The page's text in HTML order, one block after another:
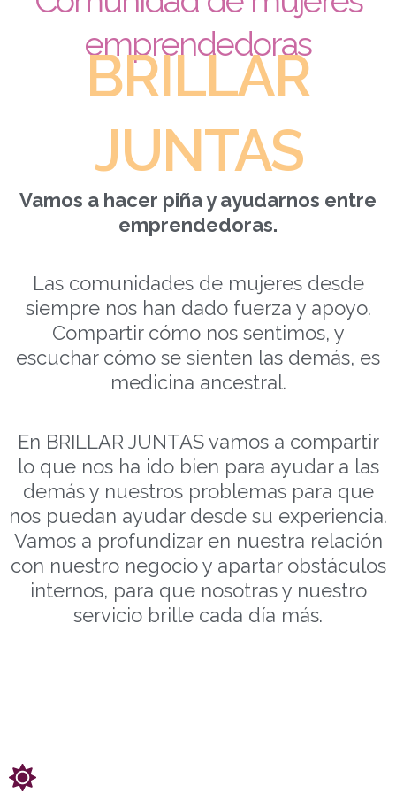
emprendedoras
BRILLAR
JUNTAS
Vamos a hacer piña y ayudarnos entre
emprendedoras.
Las comunidades de mujeres desde
siempre nos han dado fuerza y apoyo.
Compartir cómo nos sentimos, y
escuchar cómo se sienten las demás, es
medicina ancestral.
En BRILLAR JUNTAS vamos a compartir
lo que nos ha ido bien para ayudar a las
demás y nuestros problemas para que
nos puedan ayudar desde su experiencia.
Vamos a profundizar en nuestra relación
con nuestro negocio y apartar obstáculos
internos, para que nosotras y nuestro
servicio brille cada día más.